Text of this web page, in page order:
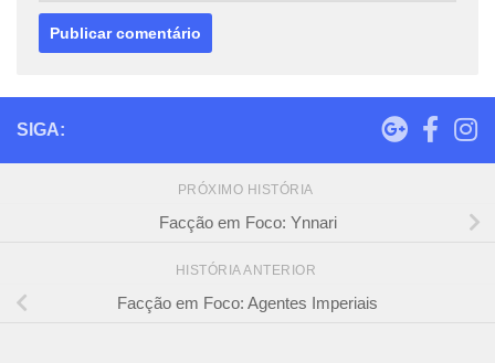
SIGA:
PRÓXIMO HISTÓRIA
Facção em Foco: Ynnari
HISTÓRIA ANTERIOR
Facção em Foco: Agentes Imperiais